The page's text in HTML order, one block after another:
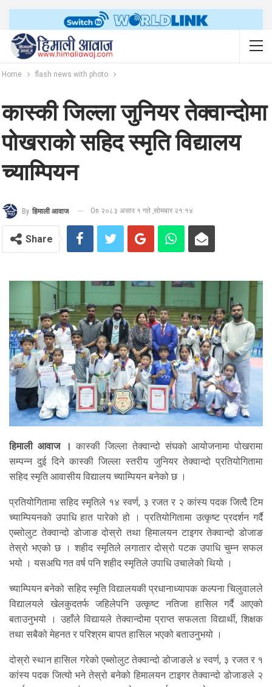
Home flash news with photo
कास्की जिल्ला जुनियर तेक्वान्दोमा
पोखराको सहिद स्मृति विद्यालय
च्याम्पियन
By हिमाली आवाज On २०८३ असार १ गते ,सोमबार २१:१४
Share
हिमाली आवाज । कास्की जिल्ला तेक्वान्दो संघको आयोजनामा पोखरामा
सम्पन्न दुई दिने कास्की जिल्ला स्तरीय जुनियर तेक्वान्दो प्रतियोगितामा
सहिद स्मृति आवासीय विद्यालय च्याम्पियन बनेको छ ।
प्रतियोगितामा सहिद स्मृतिले १४ स्वर्ण, ३ रजत र २ कांस्य पदक जित्दै टिम
च्याम्पियनको उपाधि हात पारेको हो । प्रतियोगितामा उत्कृष्ट प्रदर्शन गर्दै
एब्सोलुट तेक्वान्दो डोजाङ दोस्रो तथा हिमालयन टाइगर तेक्वान्दो डोजाङ
तेस्रो भएको छ । शहीद स्मृतिले लगातार दोस्रो पटक उपाधि चुम्न सफल
भयो । यसअघि गत वर्ष पनि शहीद स्मृतिले उपाधि उचालेको थियो ।
च्याम्पियन बनेको सहिद स्मृति विद्यालयकी प्रधानाध्यापक कल्पना चिलुवालले
विद्यालयले खेलकुदतर्फ जहिलेपनि उत्कृष्ट नतिजा हासिल गर्दै आएको
बताउनुभयो । उहाँले विद्यायले तेक्वान्दोमा प्राप्त सफलता विद्यार्थी, शिक्षक
तथा सबैको मेहनत र परिश्रम बापत हासिल भएको बताउनुभयो ।
दोस्रो स्थान हासिल गरेको एब्सोलुट तेक्वान्दो डोजाङले ४ स्वर्ण, ३ रजत र १
कांस्य पदक जित्यो भने तेस्रो बनेको हिमालयन टाइगर तेक्वान्दो डोजाङले २